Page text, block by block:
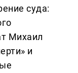
суда:
Михаил
и